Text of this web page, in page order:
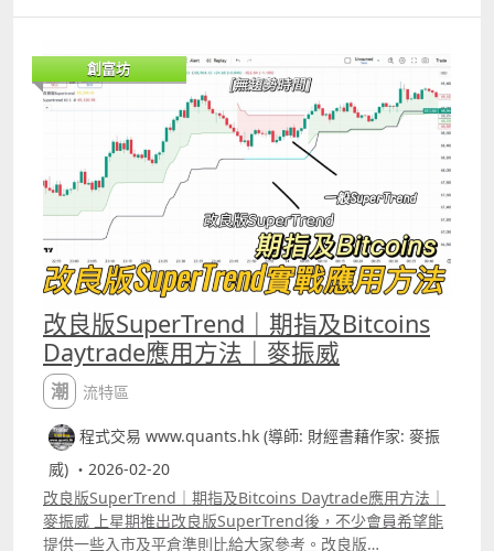
法。 原本的LSMA，線性回歸的計算部份只用了「時間」與
「股價變化」，而多重因子則可能加上成交量，開市裂口幅
度、ATR、RSI變化等等，但加上更多的因子反而會令預測結
果更差，因為有些因子對股價的影響實際上是重複了，這令
某個類型的因子權重會過大。 而且市場很可能有時候受波幅
影響較大，有時候又可能受成交量影響較大，不同的時間，
最主要會影響股價的因素有可能是不同的。 我們用Elastic
Net Regression來改良這個指標，簡單來說，模型會懂得告
訴你「這段時間這個因子沒用」，Elastic Regression不是
將計算變得更複雜，而是自動懂得在開市中判斷何時將計算
簡化。
創富坊
改良版SuperTrend｜期指及Bitcoins
Daytrade應用方法｜麥振威
潮流特區
程式交易 www.quants.hk (導師: 財經書藉作家: 麥振
威) ・2026-02-20
改良版SuperTrend｜期指及Bitcoins Daytrade應用方法｜
麥振威 上星期推出改良版SuperTrend後，不少會員希望能
提供一些入市及平倉準則比給大家參考。改良版